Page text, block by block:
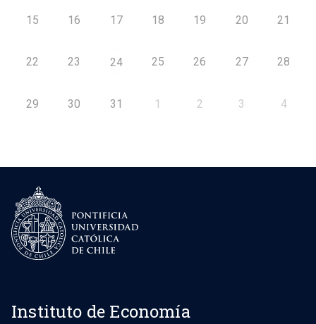
15 16 17 18 19 20 21
22 23 24 25 26 27 28
29 30 31 1 2 3 4
Instituto de Economía